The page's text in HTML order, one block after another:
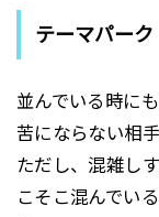
テーマパーク
並んでいる時に
苦にならない相
ただし、混雑し
こそこ混んでい